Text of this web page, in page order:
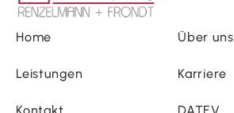
Home Über uns
Leistungen Karriere